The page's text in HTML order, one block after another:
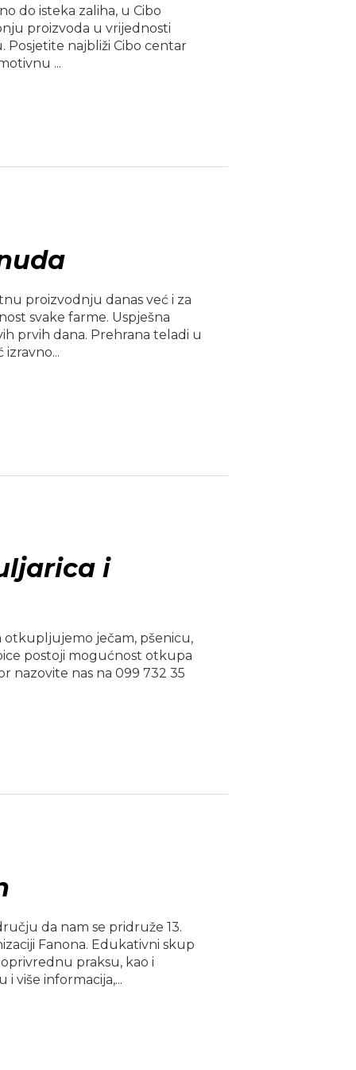
do isteka zaliha, u Cibo
proizvoda u vrijednosti
Posjetite najbliži Cibo centar
...
proizvodnju danas već i za
svake farme. Uspješna
prvih dana. Prehrana teladi u
i
otkupljujemo ječam, pšenicu,
postoji mogućnost otkupa
nazovite nas na 099 732 35
da nam se pridruže 13.
Fanona. Edukativni skup
praksu, kao i
više informacija,...